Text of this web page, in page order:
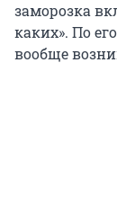
заморозка
каких». По
вообще